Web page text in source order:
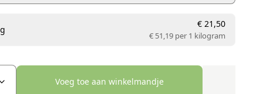
€ 21,50
€ 51,19 per1 kilogram
Voeg toe aan winkelmandje